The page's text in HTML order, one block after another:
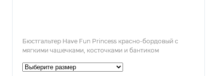
Бюстгальтер Have Fun Princess красно-бордовый с
мягкими чашечками, косточками и бантиком